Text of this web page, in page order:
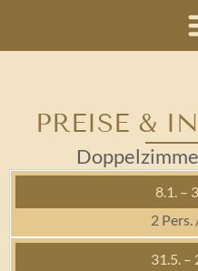
PREISE &
2 Pers.